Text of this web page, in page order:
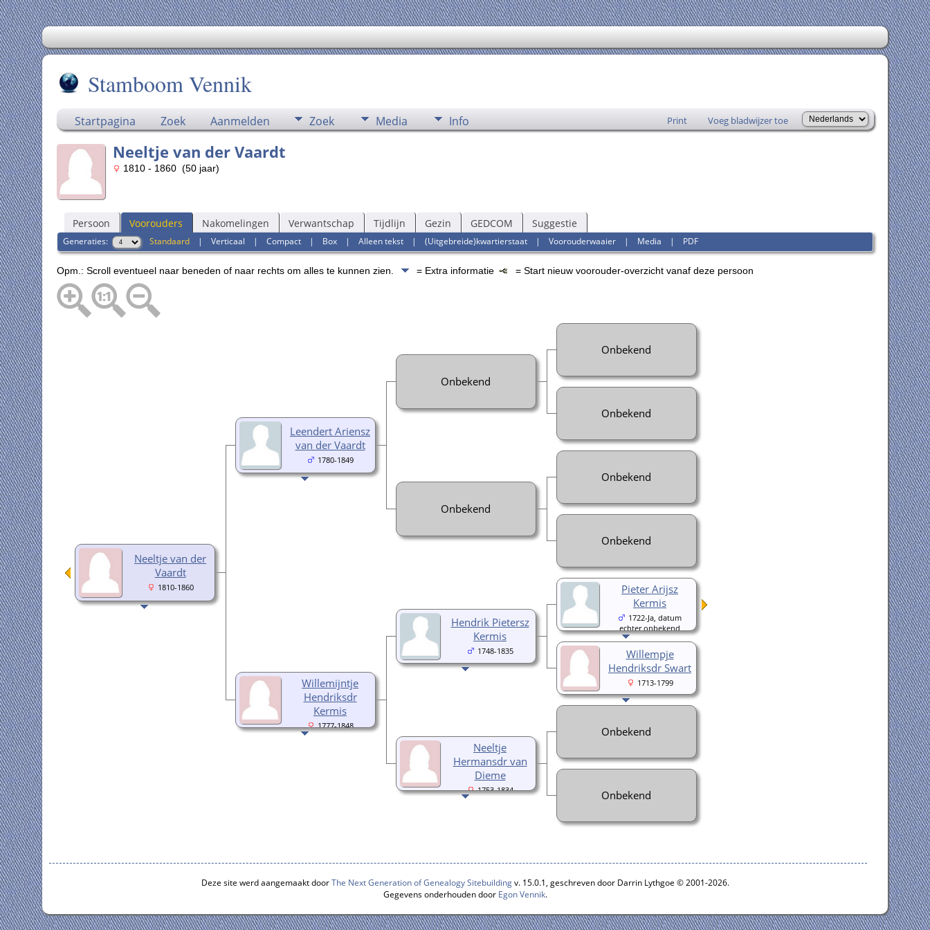
Stamboom Vennik
Startpagina Zoek Aanmelden Zoek Media Info Print Voeg bladwijzer toe
Neeltje van der Vaardt
1810 - 1860 (50 jaar)
Persoon Voorouders Nakomelingen Verwantschap Tijdlijn Gezin GEDCOM Suggestie
Generaties: Standaard| Verticaal | Compact| Box| Alleen tekst| (Uitgebreide)kwartierstaat| Voorouderwaaier| Media | PDF
Opm.: Scroll eventueel naar beneden of naar rechts om alles te kunnen zien. = Extra informatie = Start nieuw voorouder-overzicht vanaf deze persoon
Neeltje van der
Vaardt
1810-1860
Leendert Ariensz
van der Vaardt
1780-1849
Onbekend
Onbekend
Onbekend
Onbekend
Onbekend
Onbekend
Willemijntje
Hendriksdr
Kermis
1777-1848
Hendrik Pietersz
Kermis
1748-1835
Pieter Arijsz
Kermis
1722-Ja, datum
echter onbekend
Willempje
Hendriksdr Swart
1713-1799
Neeltje
Hermansdr van
Dieme
1753-1834
Onbekend
Onbekend
Deze site werd aangemaakt doorThe Next Generation of Genealogy Sitebuildingv. 15.0.1, geschreven door Darrin Lythgoe © 2001-2026.
Gegevens onderhouden door Egon Vennik.